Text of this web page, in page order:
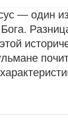
— один